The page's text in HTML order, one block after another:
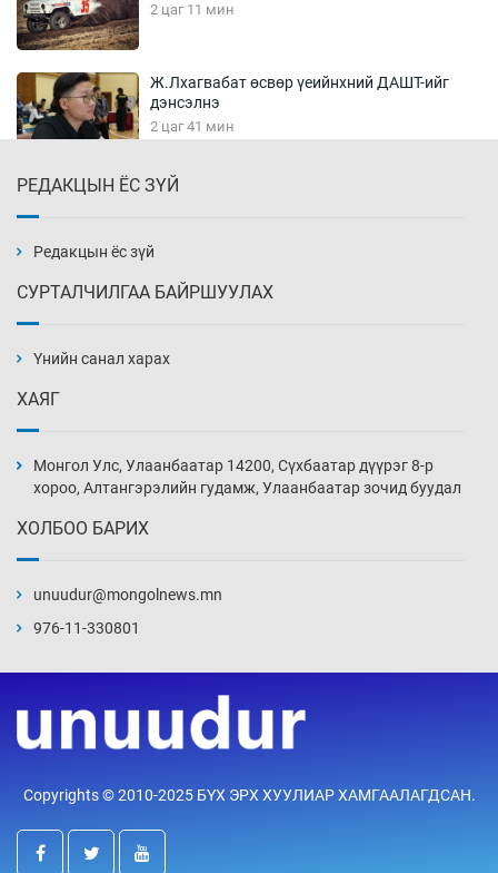
2 цаг 11 мин
Ж.Лхагвабат өсвөр үеийнхний ДАШТ-ийг
дэнсэлнэ
2 цаг 41 мин
3 цаг 11 мин
хэмжээг шинэчлэн тогтоох нь
4 цаг 11 мин
4 цаг 38 мин
4 цаг 41 мин
горимд шилжүүлэв
5 цаг 11 мин
РЕДАКЦЫН ЁС ЗҮЙ
Редакцын ёс зүй
СУРТАЛЧИЛГАА БАЙРШУУЛАХ
Үнийн санал харах
ХАЯГ
Монгол Улс, Улаанбаатар 14200, Сүхбаатар дүүрэг 8-р
хороо, Алтангэрэлийн гудамж, Улаанбаатар зочид буудал
ХОЛБОО БАРИХ
unuudur@mongolnews.mn
976-11-330801
Copyrights © 2010-2025 БҮХ ЭРХ ХУУЛИАР ХАМГААЛАГДСАН.